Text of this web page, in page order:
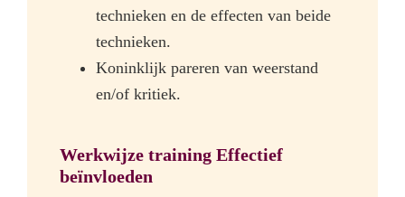
technieken en de effecten van beide
technieken.
Koninklijk pareren van weerstand
en/of kritiek.
Werkwijze training Effectief
beïnvloeden